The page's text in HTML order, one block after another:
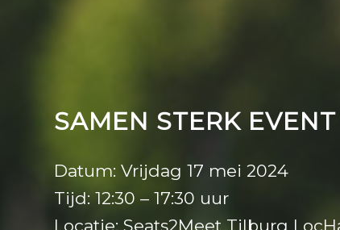
SAMEN STERK
Datum: Vrijdag 17 mei 2024
Tijd: 12:30 – 17:30 uur
Locatie: Seats2Meet Tilburg